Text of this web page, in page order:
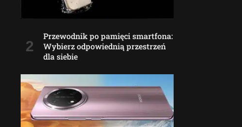
Przewodnik po pamięci smartfona:
Wybierz odpowiednią przestrzeń
dla siebie